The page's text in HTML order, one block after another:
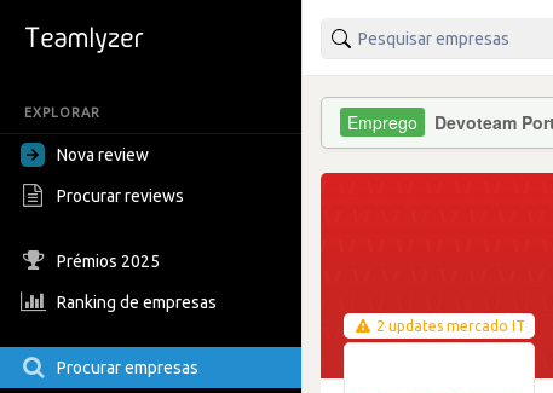
EXPLORAR
Nova review
Procurar reviews
Prémios 2025
Ranking de empresas
Procurar empresas
Devoteam
2 updates mercado IT